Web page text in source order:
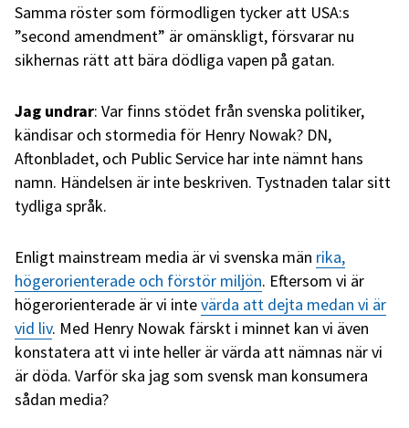
Samma röster som förmodligen tycker att USA:s
”second amendment” är omänskligt, försvarar nu
sikhernas rätt att bära dödliga vapen på gatan.
Jag undrar: Var finns stödet från svenska politiker,
kändisar och stormedia för Henry Nowak? DN,
Aftonbladet, och Public Service har inte nämnt hans
namn. Händelsen är inte beskriven. Tystnaden talar sitt
tydliga språk.
Enligt mainstream media är vi svenska män rika,
högerorienterade och förstör miljön. Eftersom vi är
högerorienterade är vi intevärda att dejta medan vi är
vid liv. Med Henry Nowak färskt i minnet kan vi även
konstatera att vi inte heller är värda att nämnas när vi
är döda. Varför ska jag som svensk man konsumera
sådan media?